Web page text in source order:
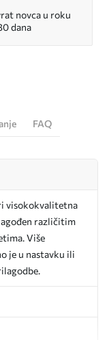
novca u roku
dana
FAQ
visokokvalitetna
različitim
Više
je u nastavku ili